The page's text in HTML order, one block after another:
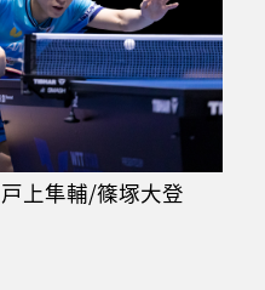
上隼輔/篠塚大登